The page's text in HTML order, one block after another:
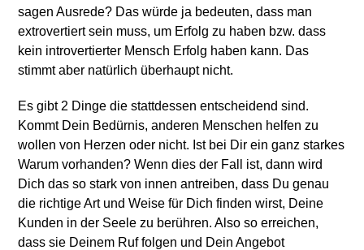
sagen Ausrede? Das würde ja bedeuten, dass man
extrovertiert sein muss, um Erfolg zu haben bzw. dass
kein introvertierter Mensch Erfolg haben kann. Das
stimmt aber natürlich überhaupt nicht.
Es gibt 2 Dinge die stattdessen entscheidend sind.
Kommt Dein Bedürnis, anderen Menschen helfen zu
wollen von Herzen oder nicht. Ist bei Dir ein ganz starkes
Warum vorhanden? Wenn dies der Fall ist, dann wird
Dich das so stark von innen antreiben, dass Du genau
die richtige Art und Weise für Dich finden wirst, Deine
Kunden in der Seele zu berühren. Also so erreichen,
dass sie Deinem Ruf folgen und Dein Angebot